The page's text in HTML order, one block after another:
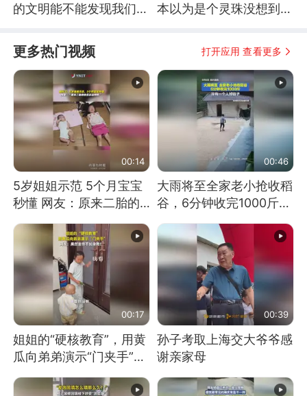
的文明能不能发现我们存
本以为是个灵珠没想到是
更多热门视频 打开应用 查看更多
00:14
5岁姐姐示范 5个月宝宝
秒懂 网友：原来二胎的
00:46
大雨将至全家老小抢收稻
谷，6分钟收完1000斤，
00:17
姐姐的“硬核教育”，用黄
瓜向弟弟演示“门夹手”，
教！
00:39
孙子考取上海交大爷爷感
谢亲家母